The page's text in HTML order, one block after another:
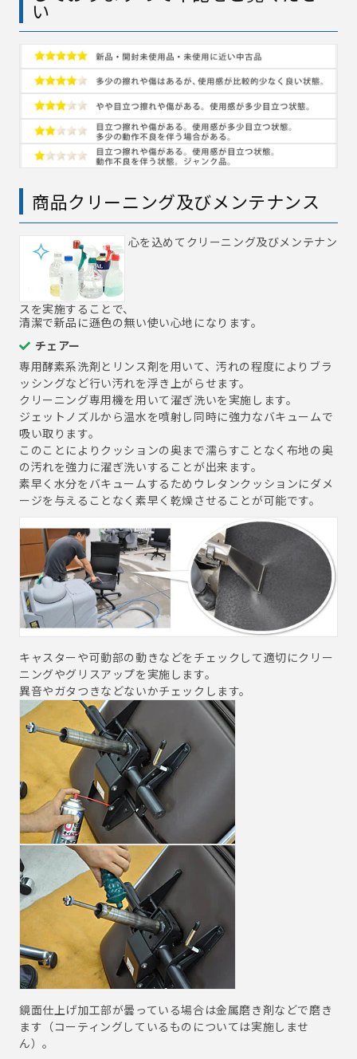
い
商品クリーニング及びメンテナンス
心を込めてクリーニング及びメンテナン
スを実施することで、
清潔で新品に遜色の無い使い心地になります。
チェアー
専用酵素系洗剤とリンス剤を用いて、汚れの程度によりブラ
ッシングなど行い汚れを浮き上がらせます。
クリーニング専用機を用いて濯ぎ洗いを実施します。
ジェットノズルから温水を噴射し同時に強力なバキュームで
吸い取ります。
このことによりクッションの奥まで濡らすことなく布地の奥
の汚れを強力に濯ぎ洗いすることが出来ます。
素早く水分をバキュームするためウレタンクッションにダメ
ージを与えることなく素早く乾燥させることが可能です。
キャスターや可動部の動きなどをチェックして適切にクリー
ニングやグリスアップを実施します。
異音やガタつきなどないかチェックします。
鏡面仕上げ加工部が曇っている場合は金属磨き剤などで磨き
ます（コーティングしているものについては実施しませ
ん）。